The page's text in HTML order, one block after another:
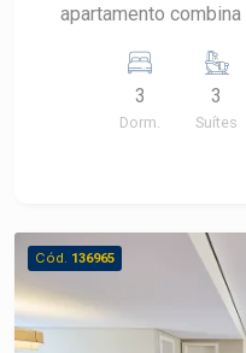
apartamento
de Piracicaba: o
Projetado para
exclusividade, o
todas equipadas
Todeschini, unindo
design sofisticado. - Acabamentos de alto
padrão, com piso
3
Dorm.
3
Suítes
Cód. 136965